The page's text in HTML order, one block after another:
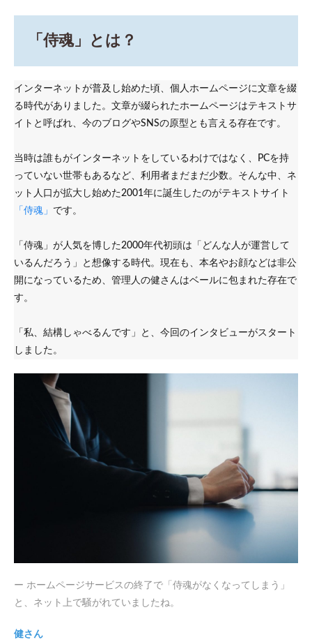
は？
黒歴
史が
保存
され
当時
アフ
ィリ
あれ
もっ
と続
ホーム
サービ
スから
6
これ
の
「侍魂」とは？
インターネットが普及し始めた頃、個人ホームページに文章を綴
る時代がありました。文章が綴られたホームページはテキストサ
イトと呼ばれ、今のブログやSNSの原型とも言える存在です。
当時は誰もがインターネットをしているわけではなく、PCを持
っていない世帯もあるなど、利用者まだまだ少数。そんな中、ネ
ット人口が拡大し始めた2001年に誕生したのがテキストサイト
「侍魂」 です。
「侍魂」が人気を博した2000年代初頭は「どんな人が運営して
いるんだろう」と想像する時代。現在も、本名やお顔などは非公
開になっているため、管理人の健さんはベールに包まれた存在で
す。
「私、結構しゃべるんです」と、今回のインタビューがスタート
しました。
ー ホームページサービスの終了で「侍魂がなくなってしまう」
と、ネット上で騒がれていましたね。
健さん